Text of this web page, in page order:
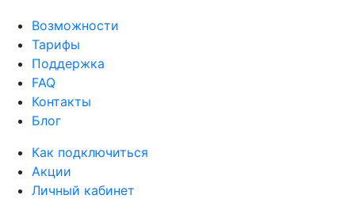
Возможности
Тарифы
Поддержка
FAQ
Контакты
Блог
Как подключиться
Акции
Личный кабинет